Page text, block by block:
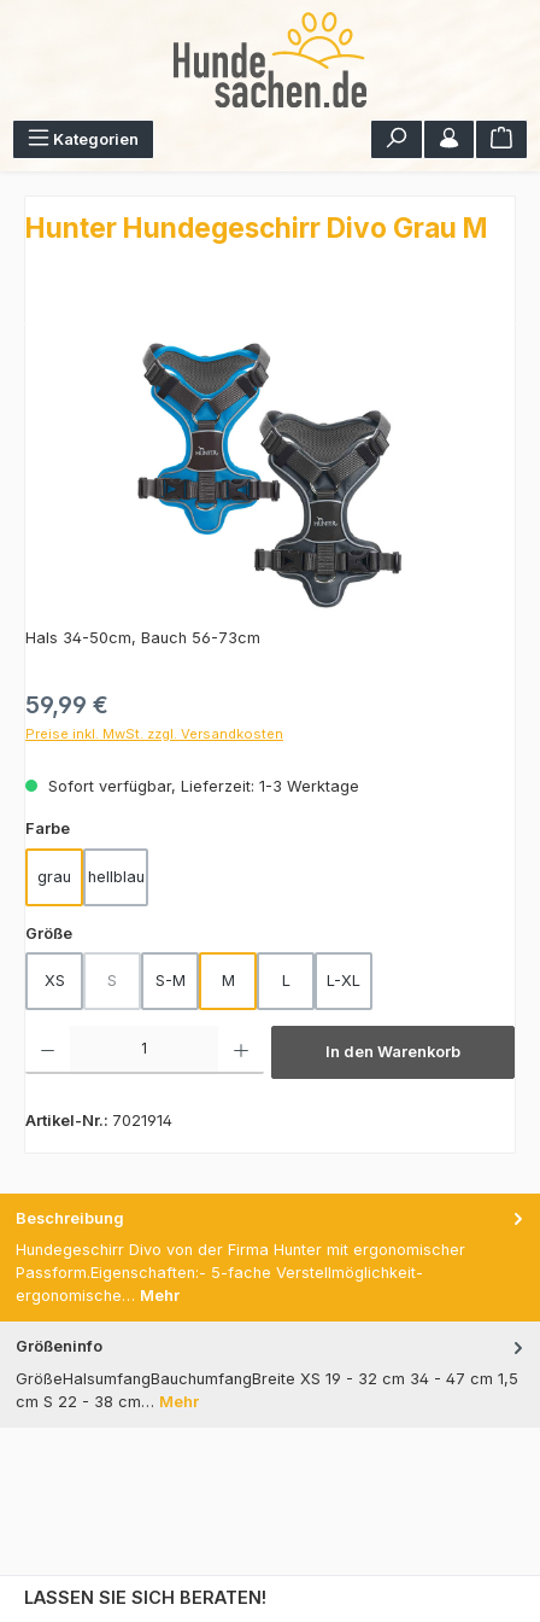
Kategorien
Hunter Hundegeschirr Divo Grau M
Bildergalerie überspringen
Hals 34-50cm, Bauch 56-73cm
Regulärer Preis:
59,99 €
Preise inkl. MwSt. zzgl. Versandkosten
Sofort verfügbar, Lieferzeit: 1-3 Werktage
Farbeauswählen
grau hellblau
Größeauswählen
XS S
(Diese Option ist zurzeit nicht verfügbar.)
S-M M L L-XL
In den Warenkorb
Artikel-Nr.: 7021914
Beschreibung
Hundegeschirr Divo von der Firma Hunter mit ergonomischer
Passform.Eigenschaften:- 5-fache Verstellmöglichkeit-
ergonomische… Mehr
Größeninfo
GrößeHalsumfangBauchumfangBreite XS 19 - 32 cm 34 - 47 cm 1,5
cm S 22 - 38 cm… Mehr
LASSEN SIE SICH BERATEN!